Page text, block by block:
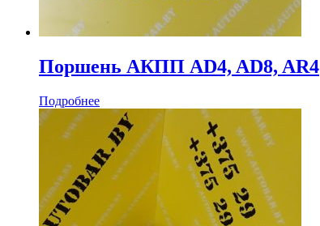
Поршень АКПП AD4, AD8, AR4
Подробнее